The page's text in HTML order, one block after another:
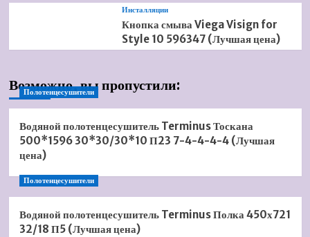
Инсталляции
Кнопка смыва Viega Visign for
Style 10 596347 (Лучшая цена)
Возможно, вы пропустили:
Полотенцесушители
Водяной полотенцесушитель Terminus Тоскана
500*1596 30*30/30*10 П23 7-4-4-4-4 (Лучшая
цена)
Полотенцесушители
Водяной полотенцесушитель Terminus Полка 450х721
32/18 П5 (Лучшая цена)